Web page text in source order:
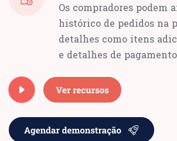
Os compradores podem
histórico de pedidos na
detalhes como itens
e detalhes de